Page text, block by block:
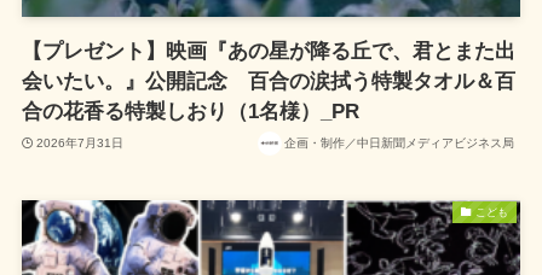
【プレゼント】映画『あの星が降る丘で、君とまた出
会いたい。』公開記念 百合の涙拭う特製タオル＆百
合の花香る特製しおり（1名様）_PR
2026年7月31日 企画・制作／中日新聞メディアビジネス局
こども